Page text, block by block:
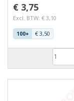
De relatief lage
verliesarme PE
meer dan 70%. Het
€ 3,75
Excl. BTW: € 3,10
100+ € 3,50